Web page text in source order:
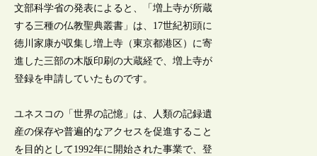
文部科学省の発表によると、「増上寺が所蔵
する三種の仏教聖典叢書」は、17世紀初頭に
徳川家康が収集し増上寺（東京都港区）に寄
進した三部の木版印刷の大蔵経で、増上寺が
登録を申請していたものです。
ユネスコの「世界の記憶」は、人類の記録遺
産の保存や普遍的なアクセスを促進すること
を目的として1992年に開始された事業で、登